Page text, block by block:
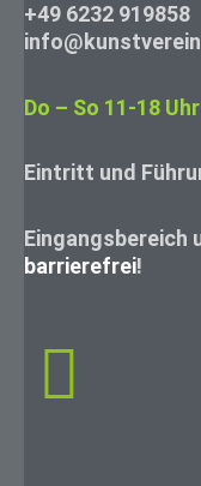
+49 6232 919858
Do – So 11-18
Eintritt und
Eingangsbereich
barrierefrei!